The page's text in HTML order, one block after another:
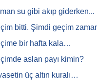
su gibi akıp giderken...
bitti. Şimdi geçim
bir hafta kala…
aslan payı kimin?
üç altın kuralı…